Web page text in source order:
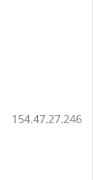
154.47.27.246